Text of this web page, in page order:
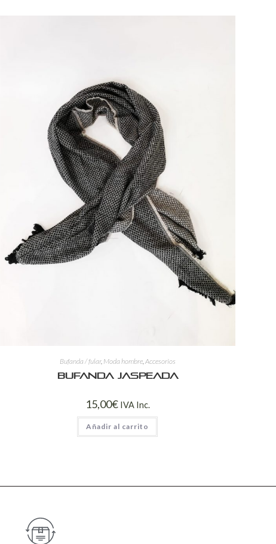
Bufanda / fular, Moda hombre, Accesorios
Bufanda jaspeada
15,00€ IVA Inc.
Añadir al carrito